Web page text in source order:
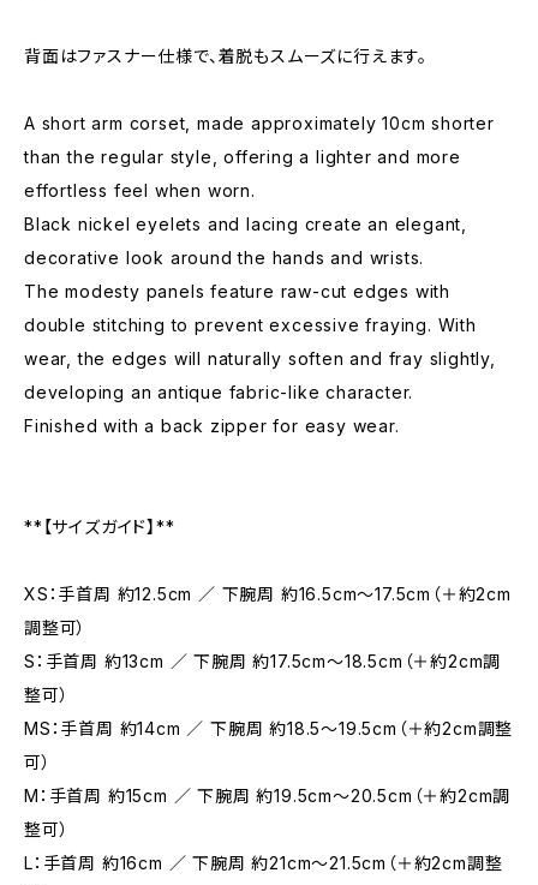
背面はファスナー仕様で、着脱もスムーズに行えます。
A short arm corset, made approximately 10cm shorter
than the regular style, offering a lighter and more
effortless feel when worn.
Black nickel eyelets and lacing create an elegant,
decorative look around the hands and wrists.
The modesty panels feature raw-cut edges with
double stitching to prevent excessive fraying. With
wear, the edges will naturally soften and fray slightly,
developing an antique fabric-like character.
Finished with a back zipper for easy wear.
**【サイズガイド】**
XS：手首周 約12.5cm ／ 下腕周 約16.5cm〜17.5cm（＋約2cm
調整可）
S：手首周 約13cm ／ 下腕周 約17.5cm〜18.5cm（＋約2cm調
整可）
MS：手首周 約14cm ／ 下腕周 約18.5〜19.5cm（＋約2cm調整
可）
M：手首周 約15cm ／ 下腕周 約19.5cm〜20.5cm（＋約2cm調
整可）
L：手首周 約16cm ／ 下腕周 約21cm〜21.5cm（＋約2cm調整